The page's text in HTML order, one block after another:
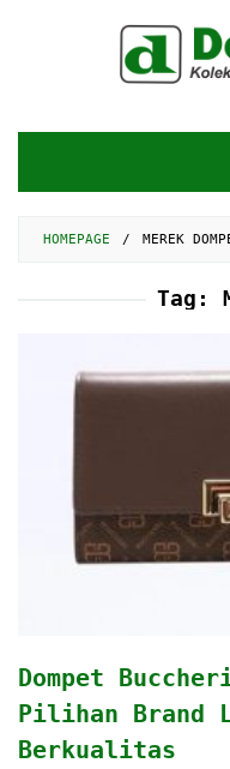
HOMEPAGE / MEREK
Tag:
Dompet
Pilihan Brand
Berkualitas